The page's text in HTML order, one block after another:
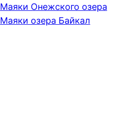
Маяки Онежского озера
Маяки озера Байкал